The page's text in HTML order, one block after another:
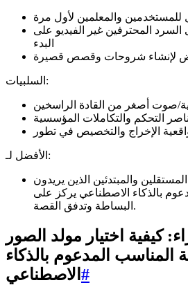
والمعلمين لأول مرة
السرد المحترفين غير الفيديو على
البدء
لإنشاء شروحات وقصص قصيرة
السلبيات:
صوت أصغر من القادة الراسخين
التحكم والتكاملات المؤسسية
الإخراج والتخصيص في تطور
الأفضل لـ:
والمبتدئين الذين يريدون
بالذكاء الاصطناعي يركز على
البساطة وتدفق القصة.
كيفية اختيار مولد الصور
المناسب المدعوم بالذكاء
الاصطناعي #